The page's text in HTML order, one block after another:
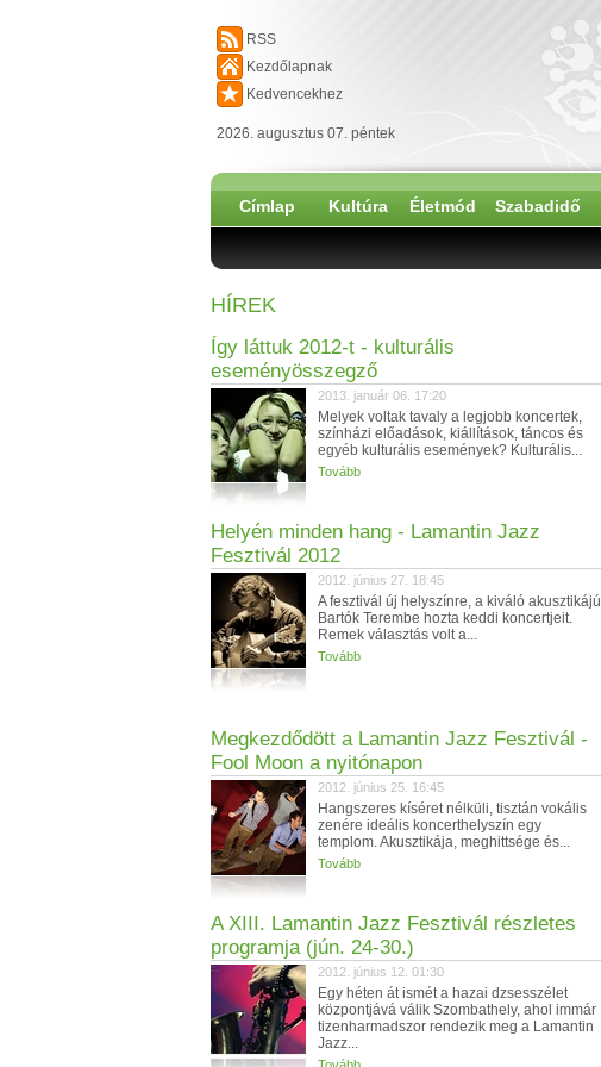
RSS
Kezdőlapnak
Kedvencekhez
2026. augusztus 07. péntek
Címlap Kultúra Életmód Szabadidő
HÍREK
Így láttuk 2012-t - kulturális
eseményösszegző
2013. január 06. 17:20
Melyek voltak tavaly a legjobb koncertek,
színházi előadások, kiállítások, táncos és
egyéb kulturális események? Kulturális...
Tovább
Helyén minden hang - Lamantin Jazz
Fesztivál 2012
2012. június 27. 18:45
A fesztivál új helyszínre, a kiváló akusztikájú
Bartók Terembe hozta keddi koncertjeit.
Remek választás volt a...
Tovább
Megkezdődött a Lamantin Jazz Fesztivál -
Fool Moon a nyitónapon
2012. június 25. 16:45
Hangszeres kíséret nélküli, tisztán vokális
zenére ideális koncerthelyszín egy
templom. Akusztikája, meghittsége és...
Tovább
A XIII. Lamantin Jazz Fesztivál részletes
programja (jún. 24-30.)
2012. június 12. 01:30
Egy héten át ismét a hazai dzsesszélet
központjává válik Szombathely, ahol immár
tizenharmadszor rendezik meg a Lamantin
Jazz...